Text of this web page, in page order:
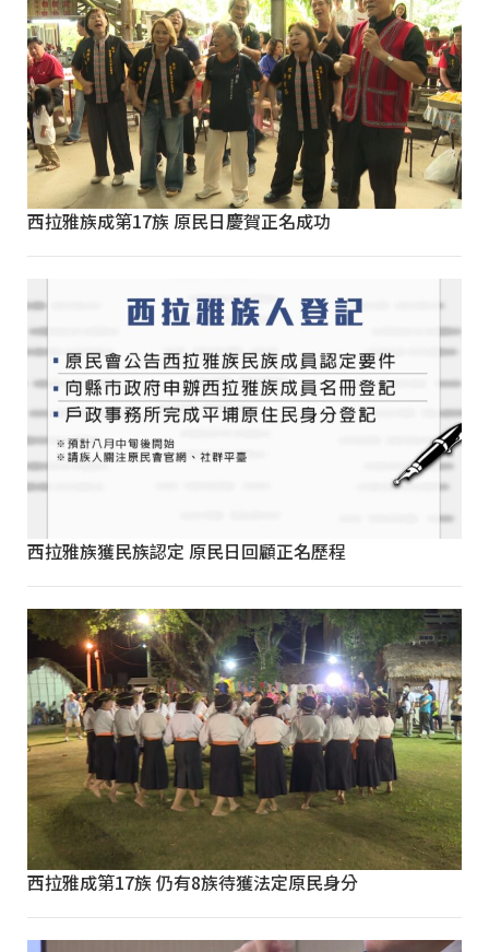
西拉雅族成第17族 原民日慶賀正名成功
西拉雅族獲民族認定 原民日回顧正名歷程
西拉雅成第17族 仍有8族待獲法定原民身分